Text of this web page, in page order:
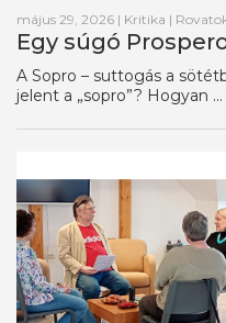
május 29, 2026 | Kritika |
Egy súgó
A Sopro – suttogás a
jelent a „sopro”? Hogyan ...